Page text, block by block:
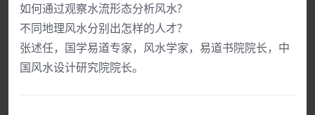
如何通过观察水流形态分析风水?
不同地理风水分别出怎样的人才?
张述任，国学易道专家，风水学家，易道书院院长，中
国风水设计研究院院长。